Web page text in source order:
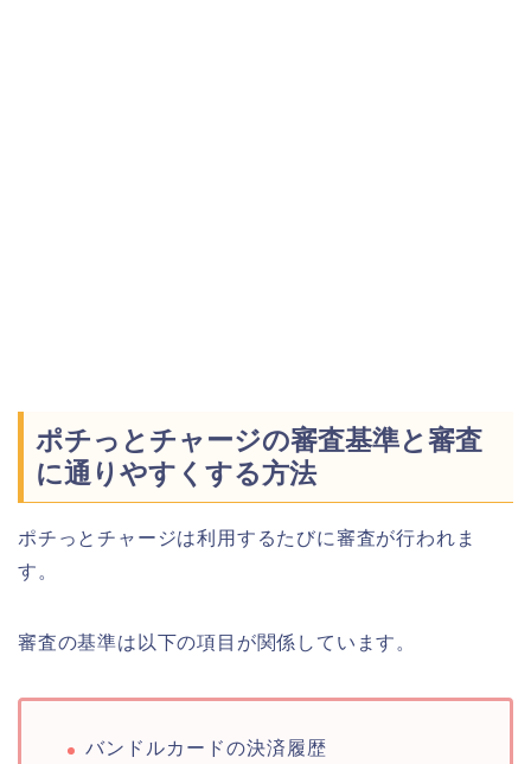
ポチっとチャージの審査基準と審査
に通りやすくする方法
ポチっとチャージは利用するたびに審査が行われま
す。
審査の基準は以下の項目が関係しています。
バンドルカードの決済履歴